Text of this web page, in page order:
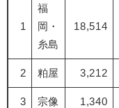
1
福
岡・
糸島
18,514
2 粕屋 3,212
3 宗像 1,340